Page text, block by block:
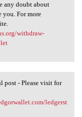
any doubt about
you. For more
withdraw-
post - Please visit for
ledgerst